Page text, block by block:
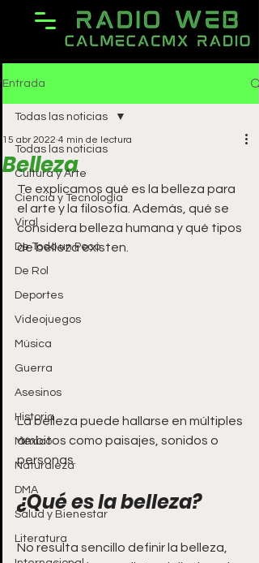
Entrada
Todas las noticias
Cultura y Arte
Ciencia y Tecnología
Viral
De Todo un Poco
De Rol
Deportes
Videojuegos
Música
Guerra
Asesinos
Historia
México
Naturaleza
DMA
Salud y Bienestar
Literatura
Todas las noticias
Belleza
15 abr 2022 4 min de lectura
Te explicamos qué es la belleza para
el arte y la filosofía. Además, qué se
considera belleza humana y qué tipos
de belleza existen.
La belleza puede hallarse en múltiples
ámbitos como paisajes, sonidos o
personas.
¿Qué es la belleza?
No resulta sencillo definir la belleza,